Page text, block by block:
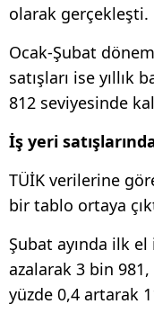
olarak gerçekleşti.
Ocak-Şubat
satışları ise yıllık
812 seviyesinde
İş yeri
TÜİK verilerine
bir tablo ortaya
Şubat ayında ilk el
azalarak 3 bin
yüzde 0,4 artarak